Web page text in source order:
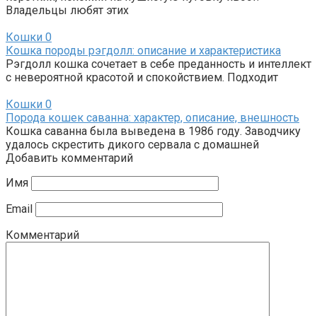
Владельцы любят этих
Кошки 0
Кошка породы рэгдолл: описание и характеристика
Рэгдолл кошка сочетает в себе преданность и интеллект
с невероятной красотой и спокойствием. Подходит
Кошки 0
Порода кошек саванна: характер, описание, внешность
Кошка саванна была выведена в 1986 году. Заводчику
удалось скрестить дикого сервала с домашней
Добавить комментарий
Имя
Email
Комментарий